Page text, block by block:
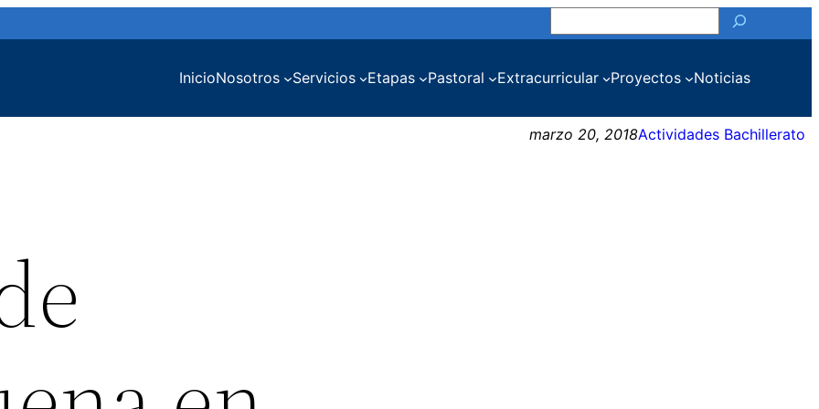
InicioNosotros Servicios Etapas Pastoral Extracurricular Proyectos Noticias
marzo 20, 2018Actividades Bachillerato